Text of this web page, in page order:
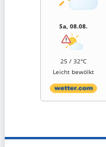
Sa, 08.08.
25 / 32°C
Leicht bewölkt